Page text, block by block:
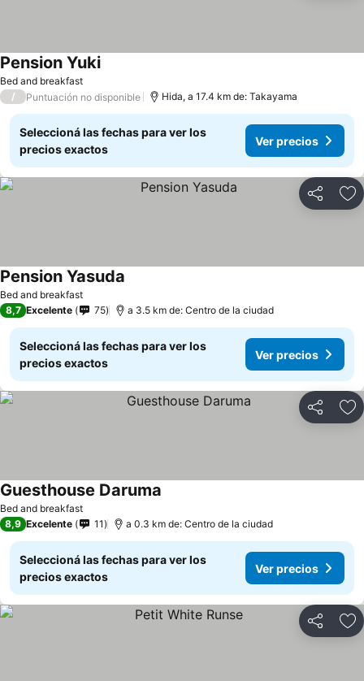
Bed and breakfast
Pension Yuki
/ Puntuación no disponible Hida, a 17.4 km de: Takayama
Seleccioná las fechas para ver los
precios exactos
Ver precios
Compartir
Bed and breakfast
Pension Yasuda
8,7 Excelente 75 a 3.5 km de: Centro de la ciudad
Seleccioná las fechas para ver los
precios exactos
Ver precios
Compartir
Bed and breakfast
Guesthouse Daruma
8,9 Excelente 11 a 0.3 km de: Centro de la ciudad
Seleccioná las fechas para ver los
precios exactos
Ver precios
Compartir